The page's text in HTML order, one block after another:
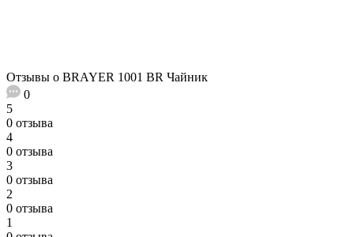
Отзывы о BRAYER 1001 BR Чайник
0
5
0 отзыва
4
0 отзыва
3
0 отзыва
2
0 отзыва
1